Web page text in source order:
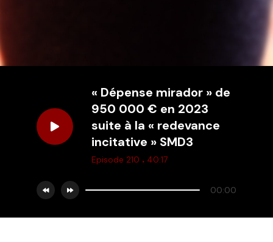
« Dépense mirador » de
950 000 € en 2023
suite à la « redevance
incitative » SMD3
Episode 210 . 40:17
00:00